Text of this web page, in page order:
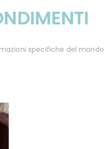
specifiche del mondo